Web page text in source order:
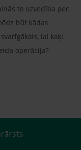
to uzvedība pec
būt kādas
lai kaķi
operācija?